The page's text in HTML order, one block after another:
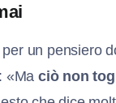
un pensiero
«Ma ciò non